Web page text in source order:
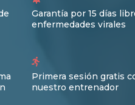
Garantía por 15 días
enfermedades virales
Primera sesión gratis
nuestro entrenador